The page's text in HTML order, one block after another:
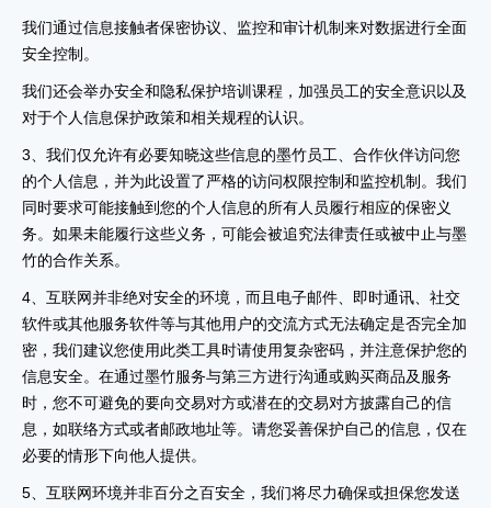
我们通过信息接触者保密协议、监控和审计机制来对数据进行全面
安全控制。
我们还会举办安全和隐私保护培训课程，加强员工的安全意识以及
对于个人信息保护政策和相关规程的认识。
3、我们仅允许有必要知晓这些信息的墨竹员工、合作伙伴访问您
的个人信息，并为此设置了严格的访问权限控制和监控机制。我们
同时要求可能接触到您的个人信息的所有人员履行相应的保密义
务。如果未能履行这些义务，可能会被追究法律责任或被中止与墨
竹的合作关系。
4、互联网并非绝对安全的环境，而且电子邮件、即时通讯、社交
软件或其他服务软件等与其他用户的交流方式无法确定是否完全加
密，我们建议您使用此类工具时请使用复杂密码，并注意保护您的
信息安全。在通过墨竹服务与第三方进行沟通或购买商品及服务
时，您不可避免的要向交易对方或潜在的交易对方披露自己的信
息，如联络方式或者邮政地址等。请您妥善保护自己的信息，仅在
必要的情形下向他人提供。
5、互联网环境并非百分之百安全，我们将尽力确保或担保您发送